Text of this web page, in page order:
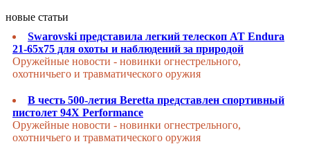
новые статьи
Swarovski представила легкий телескоп AT Endura
21-65x75 для охоты и наблюдений за природой
Оружейные новости - новинки огнестрельного,
охотничьего и травматического оружия
В честь 500-летия Beretta представлен спортивный
пистолет 94X Performance
Оружейные новости - новинки огнестрельного,
охотничьего и травматического оружия